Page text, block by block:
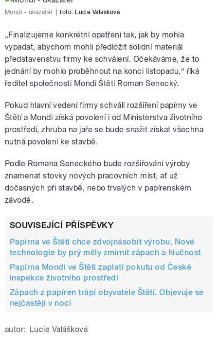
Mondi - ukazatel foto: Lucie Valášková
„Finalizujeme konkrétní opatření tak, jak by mohla
vypadat, abychom mohli předložit solidní materiál
představenstvu firmy ke schválení. Očekáváme, že to
jednání by mohlo proběhnout na konci listopadu,“ říká
ředitel společnosti Mondi Štětí Roman Senecký.
Pokud hlavní vedení firmy schválí rozšíření papírny ve
Štětí a Mondi získá povolení i od Ministerstva životního
prostředí, zhruba na jaře se bude snažit získat všechna
nutná povolení ke stavbě.
Podle Romana Seneckého bude rozšiřování výroby
znamenat stovky nových pracovních míst, ať už
dočasných při stavbě, nebo trvalých v papírenském
závodě.
SOUVISEJÍCÍ PŘÍSPĚVKY
Papírna ve Štětí chce zdvojnásobit výrobu. Nové
technologie by prý měly zmírnit zápach a hlučnost
Papírna Mondi ve Štětí zaplatí pokutu od České
inspekce životního prostředí
Zápach z papíren trápí obyvatele Štětí. Objevuje se
nejčastěji v noci
autor: Lucie Valášková